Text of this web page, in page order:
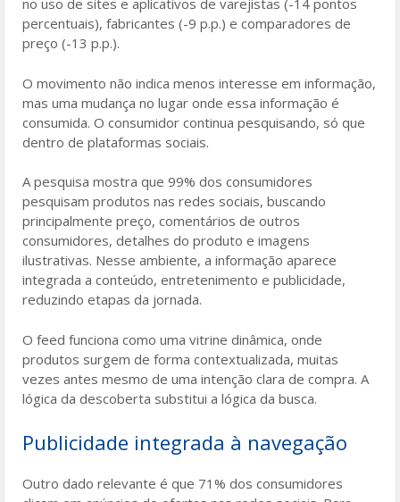
no uso de sites e aplicativos de varejistas (-14 pontos
percentuais), fabricantes (-9 p.p.) e comparadores de
preço (-13 p.p.).
O movimento não indica menos interesse em informação,
mas uma mudança no lugar onde essa informação é
consumida. O consumidor continua pesquisando, só que
dentro de plataformas sociais.
A pesquisa mostra que 99% dos consumidores
pesquisam produtos nas redes sociais, buscando
principalmente preço, comentários de outros
consumidores, detalhes do produto e imagens
ilustrativas. Nesse ambiente, a informação aparece
integrada a conteúdo, entretenimento e publicidade,
reduzindo etapas da jornada.
O feed funciona como uma vitrine dinâmica, onde
produtos surgem de forma contextualizada, muitas
vezes antes mesmo de uma intenção clara de compra. A
lógica da descoberta substitui a lógica da busca.
Publicidade integrada à navegação
Outro dado relevante é que 71% dos consumidores